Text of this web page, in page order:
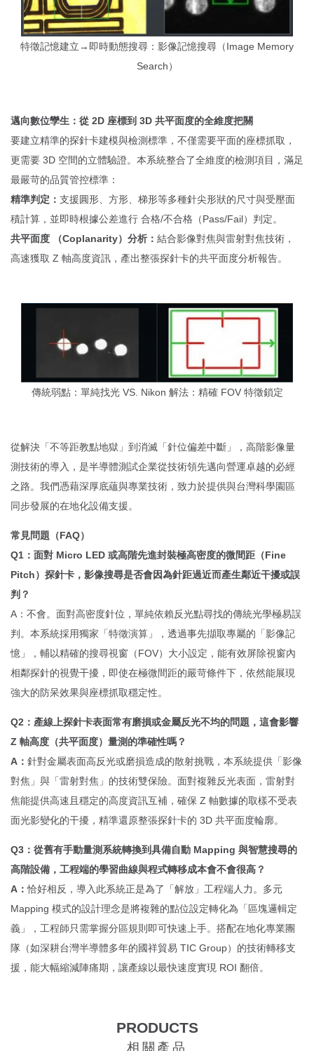
特徵記憶建立→即時動態搜尋：影像記憶搜尋（Image Memory
Search）
邁向數位孿生：從 2D 座標到 3D 共平面度的全維度把關
要建立精準的探針卡建模與檢測標準，不僅需要平面的座標抓取，
更需要 3D 空間的立體驗證。本系統整合了全維度的檢測項目，滿足
最嚴苛的品質管控標準：
精準判定： 支援圓形、方形、梯形等多種針尖形狀的尺寸與受壓面
積計算，並即時根據公差進行 合格/不合格（Pass/Fail）判定。
共平面度 （Coplanarity）分析： 結合影像對焦與雷射對焦技術，
高速獲取 Z 軸高度資訊，產出整張探針卡的共平面度分析報告。
傳統弱點：單純找光 VS. Nikon 解法：精確 FOV 特徵鎖定
從解決「不等距教點地獄」到消滅「針位偏差中斷」，高階影像量
測技術的導入，是半導體測試企業從技術領先邁向營運卓越的必經
之路。我們憑藉深厚底蘊與專業技術，致力於提供與台灣科學園區
同步發展的在地化設備支援。
常見問題（FAQ）
Q1：面對 Micro LED 或高階先進封裝極高密度的微間距（Fine
Pitch）探針卡，影像搜尋是否會因為針距過近而產生鄰近干擾或誤
判？
A：不會。面對高密度針位，單純依賴反光點尋找的傳統光學極易誤
判。本系統採用獨家「特徵演算」，透過事先擷取專屬的「影像記
憶」，輔以精確的搜尋視窗（FOV）大小設定，能有效屏除視窗內
相鄰探針的視覺干擾，即使在極微間距的嚴苛條件下，依然能展現
強大的防呆效果與座標抓取穩定性。
Q2：產線上探針卡表面常有磨損或金屬反光不均的問題，這會影響
Z 軸高度（共平面度）量測的準確性嗎？
A： 針對金屬表面高反光或磨損造成的散射挑戰，本系統提供「影像
對焦」與「雷射對焦」的技術雙保險。面對複雜反光表面，雷射對
焦能提供高速且穩定的高度資訊互補，確保 Z 軸數據的取樣不受表
面光影變化的干擾，精準還原整張探針卡的 3D 共平面度輪廓。
Q3：從舊有手動量測系統轉換到具備自動 Mapping 與智慧搜尋的
高階設備，工程端的學習曲線與程式轉移成本會不會很高？
A：恰好相反，導入此系統正是為了「解放」工程端人力。多元
Mapping 模式的設計理念是將複雜的點位設定轉化為「區塊邏輯定
義」，工程師只需掌握分區規則即可快速上手。搭配在地化專業團
隊（如深耕台灣半導體多年的國祥貿易 TIC Group）的技術轉移支
援，能大幅縮減陣痛期，讓產線以最快速度實現 ROI 翻倍。
PRODUCTS
相關產品